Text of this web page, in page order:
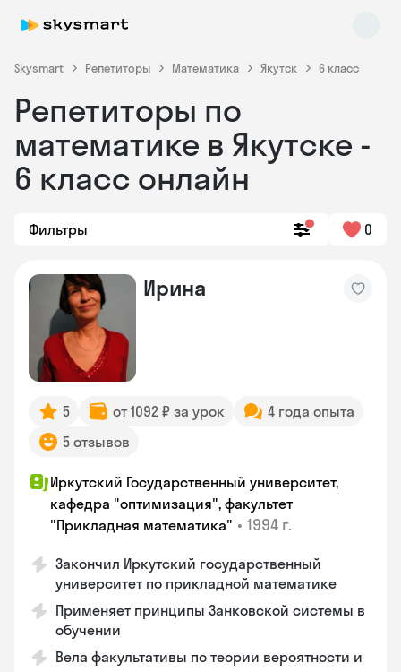
Skysmart Репетиторы Математика Якутск 6 класс
Репетиторы по
математике в Якутске -
6 класс онлайн
Фильтры 0
Ирина
5 от 1092 ₽ за урок
4 года опыта
5 отзывов
Иркутский Государственный университет,
кафедра "оптимизация", факультет
"Прикладная математика" • 1994 г.
Закончил Иркутский государственный
университет по прикладной математике
Применяет принципы Занковской системы в
обучении
Вела факультативы по теории вероятности и
Skysmart Chat